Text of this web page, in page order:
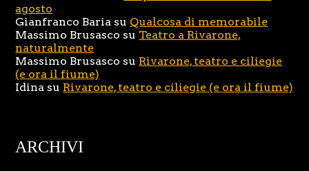
agosto
Gianfranco Baria su Qualcosa di memorabile
Massimo Brusasco su Teatro a Rivarone,
naturalmente
Massimo Brusasco su Rivarone, teatro e ciliegie
(e ora il fiume)
Idina su Rivarone, teatro e ciliegie (e ora il fiume)
ARCHIVI